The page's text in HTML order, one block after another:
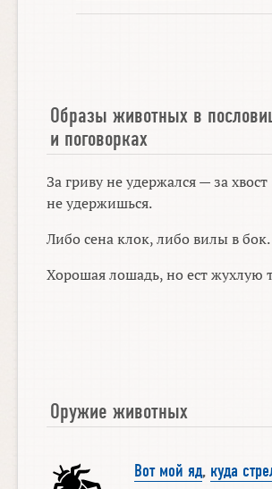
Образы животных в
и поговорках
За гриву не удержался — за хвост
не удержишься.
Либо сена клок, либо вилы в бок.
Хорошая лошадь, но ест жухлую
Оружие животных
Вот мой яд, куда